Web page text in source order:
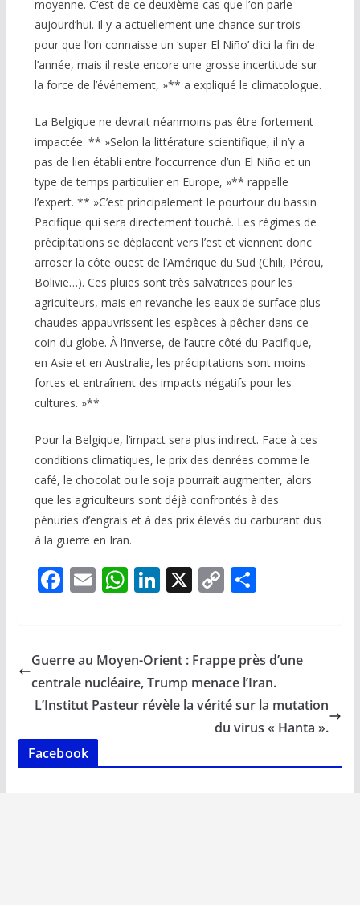
moyenne. C’est de ce deuxième cas que l’on parle
aujourd’hui. Il y a actuellement une chance sur trois
pour que l’on connaisse un ‘super El Niño’ d’ici la fin de
l’année, mais il reste encore une grosse incertitude sur
la force de l’événement, »** a expliqué le climatologue.
La Belgique ne devrait néanmoins pas être fortement
impactée. ** »Selon la littérature scientifique, il n’y a
pas de lien établi entre l’occurrence d’un El Niño et un
type de temps particulier en Europe, »** rappelle
l’expert. ** »C’est principalement le pourtour du bassin
Pacifique qui sera directement touché. Les régimes de
précipitations se déplacent vers l’est et viennent donc
arroser la côte ouest de l’Amérique du Sud (Chili, Pérou,
Bolivie…). Ces pluies sont très salvatrices pour les
agriculteurs, mais en revanche les eaux de surface plus
chaudes appauvrissent les espèces à pêcher dans ce
coin du globe. À l’inverse, de l’autre côté du Pacifique,
en Asie et en Australie, les précipitations sont moins
fortes et entraînent des impacts négatifs pour les
cultures. »**
Pour la Belgique, l’impact sera plus indirect. Face à ces
conditions climatiques, le prix des denrées comme le
café, le chocolat ou le soja pourrait augmenter, alors
que les agriculteurs sont déjà confrontés à des
pénuries d’engrais et à des prix élevés du carburant dus
à la guerre en Iran.
F
b
o
o
k
E
l
W
s
A
p
Li
e
dI
n
X C
y
Li
n
k
P
g
er
Guerre au Moyen-Orient : Frappe près d’une
centrale nucléaire, Trump menace l’Iran.
L’Institut Pasteur révèle la vérité sur la mutation
du virus « Hanta ».
Facebook